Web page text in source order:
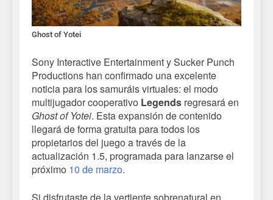
Ghost of Yotei
Sony Interactive Entertainment y Sucker Punch
Productions han confirmado una excelente
noticia para los samuráis virtuales: el modo
multijugador cooperativo Legends regresará en
Ghost of Yotei. Esta expansión de contenido
llegará de forma gratuita para todos los
propietarios del juego a través de la
actualización 1.5, programada para lanzarse el
próximo 10 de marzo.
Si disfrutaste de la vertiente sobrenatural en